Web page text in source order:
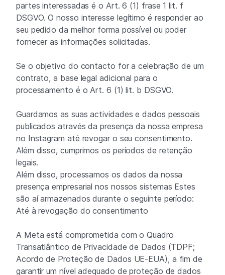
partes interessadas é o Art. 6 (1) frase 1 lit. f
DSGVO. O nosso interesse legítimo é responder ao
seu pedido da melhor forma possível ou poder
fornecer as informações solicitadas.
Se o objetivo do contacto for a celebração de um
contrato, a base legal adicional para o
processamento é o Art. 6 (1) lit. b DSGVO.
Guardamos as suas actividades e dados pessoais
publicados através da presença da nossa empresa
no Instagram até revogar o seu consentimento.
Além disso, cumprimos os períodos de retenção
legais.
Além disso, processamos os dados da nossa
presença empresarial nos nossos sistemas Estes
são aí armazenados durante o seguinte período:
Até à revogação do consentimento
A Meta está comprometida com o Quadro
Transatlântico de Privacidade de Dados (TDPF;
Acordo de Proteção de Dados UE-EUA), a fim de
garantir um nível adequado de proteção de dados